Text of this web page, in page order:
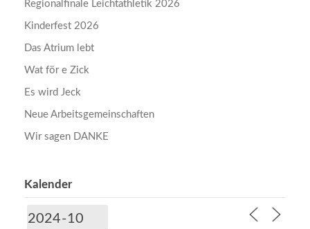
Regionalfinale Leichtathletik 2026
Kinderfest 2026
Das Atrium lebt
Wat för e Zick
Es wird Jeck
Neue Arbeitsgemeinschaften
Wir sagen DANKE
Kalender